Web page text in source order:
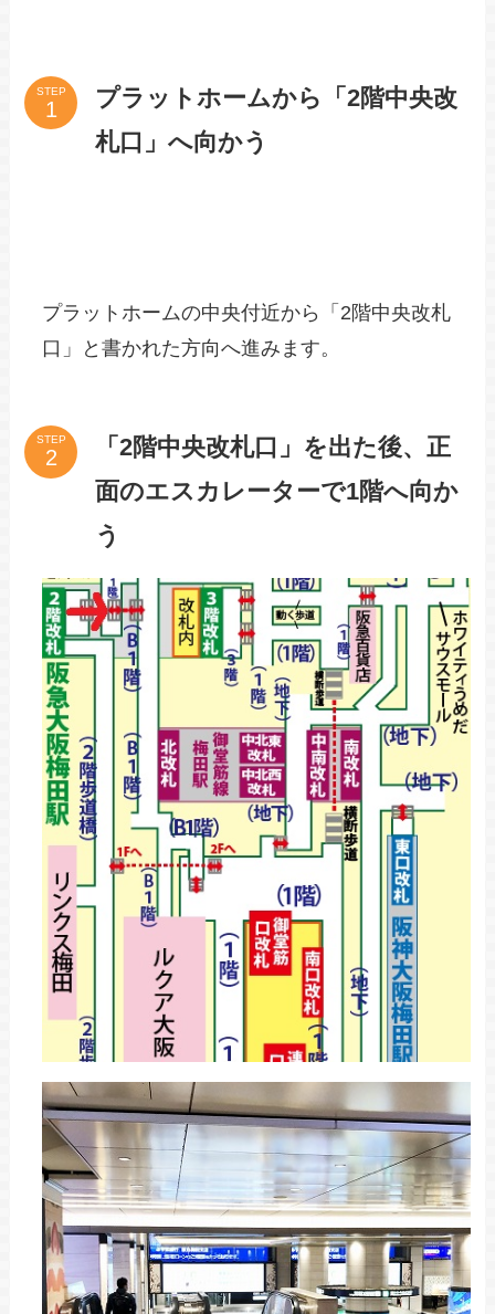
阪急大阪梅田駅「2階中央改札口」から「梅田ス
カイビル」「空中庭園展望台」へは、徒歩で約24
札口」へ向かう
プラットホームの中央付近から「2階中央改札
口」と書かれた方向へ進みます。
STEP
「2階中央改札口」を出た後、正
面のエスカレーターで1階へ向か